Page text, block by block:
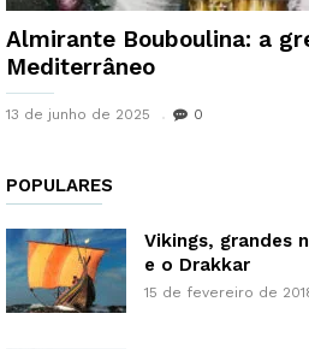
Almirante Bouboulina: a
Mediterrâneo
13 de junho de 2025 0
POPULARES
Vikings, grandes
e o Drakkar
15 de fevereiro de